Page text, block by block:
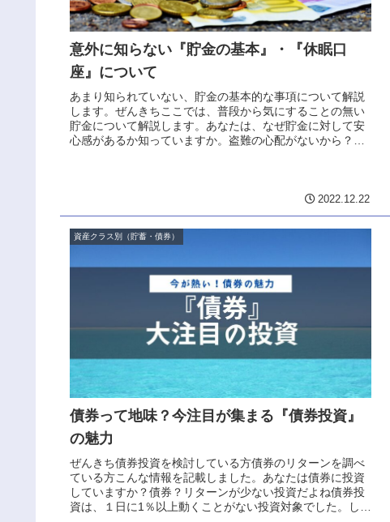
意外に知らない『貯金の基本』・『休眠口
座』について
あまり知られていない、貯金の基本的な事項について解説
します。ぜんきちここでは、普段から気にすることの無い
貯金について解説します。あなたは、なぜ貯金に対して安
心感があるか知っていますか。盗難の心配がないから？？
2022.12.22
資産クラス別（貯蓄・債券）
債券って地味？今注目が集まる『債券投資』
の魅力
ぜんきち債券投資を検討している方債券のリターンを調べ
ている方こんな情報を記載しました。あなたは債券に投資
していますか？債券？リターンが少ない投資だよね債券投
資は、１日に1％以上動くことがない投資対象でした。しか